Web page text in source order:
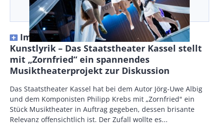
Im Reich der dräuenden wabernden
Kunstlyrik – Das Staatstheater Kassel stellt
mit „Zornfried“ ein spannendes
Musiktheaterprojekt zur Diskussion
Vorspann
/
Teaser
Das Staatstheater Kassel hat bei dem Autor Jörg-Uwe Albig
und dem Komponisten Philipp Krebs mit „Zornfried" ein
Stück Musiktheater in Auftrag gegeben, dessen brisante
Relevanz offensichtlich ist. Der Zufall wollte es...